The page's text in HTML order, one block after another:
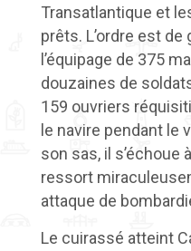
Transatlantique et
prêts. L’ordre est de
l’équipage de 375
douzaines de
159 ouvriers
le navire pendant le
son sas, il s’échoue
ressort
attaque de
Le cuirassé atteint